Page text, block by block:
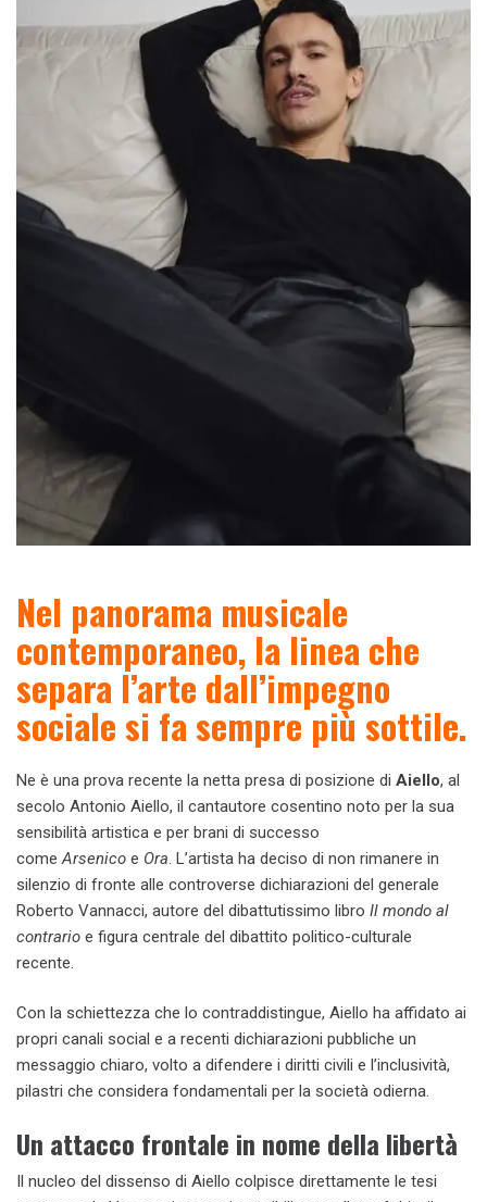
Nel panorama musicale
contemporaneo, la linea che
separa l’arte dall’impegno
sociale si fa sempre più sottile.
Ne è una prova recente la netta presa di posizione di Aiello, al
secolo Antonio Aiello, il cantautore cosentino noto per la sua
sensibilità artistica e per brani di successo
comeArsenico e Ora. L’artista ha deciso di non rimanere in
silenzio di fronte alle controverse dichiarazioni del generale
Roberto Vannacci, autore del dibattutissimo libro Il mondo al
contrario e figura centrale del dibattito politico-culturale
recente.
Con la schiettezza che lo contraddistingue, Aiello ha affidato ai
propri canali social e a recenti dichiarazioni pubbliche un
messaggio chiaro, volto a difendere i diritti civili e l’inclusività,
pilastri che considera fondamentali per la società odierna.
Un attacco frontale in nome della libertà
Il nucleo del dissenso di Aiello colpisce direttamente le tesi